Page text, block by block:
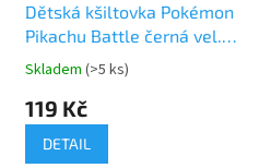
Dětská kšiltovka Pokémon
Pikachu Battle černá vel.
56
Průměrné
produktu
Skladem (>5 ks)
119 Kč
DETAIL